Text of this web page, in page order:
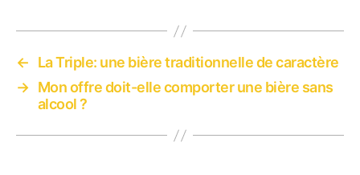
←
La Triple: une bière traditionnelle de caractère
→ Mon offre doit-elle comporter une bière sans
alcool ?